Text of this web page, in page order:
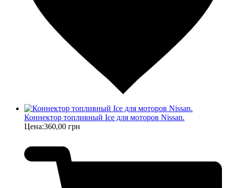
Коннектор топливный Ice для моторов Nissan.
Цена:360,00 грн